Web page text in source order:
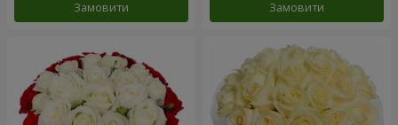
Замовити Замовити